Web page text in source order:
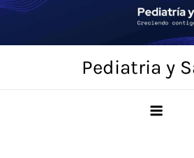
Saltar
contenido
Pediatria y